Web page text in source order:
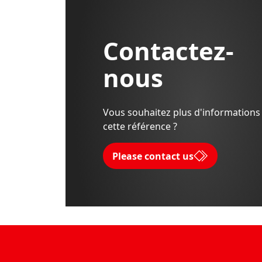
Contactez-
nous
Vous souhaitez plus
cette référence ?
Please contact us